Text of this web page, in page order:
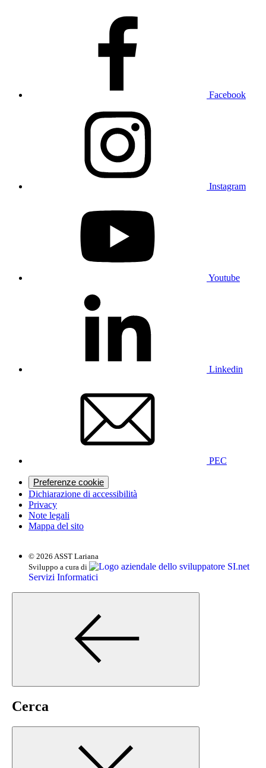
Facebook
Instagram
Youtube
Linkedin
PEC
Preferenze cookie
Dichiarazione di accessibilità
Privacy
Note legali
Mappa del sito
© 2026 ASST Lariana
Sviluppo a cura di
SI.net
Servizi Informatici
Cerca